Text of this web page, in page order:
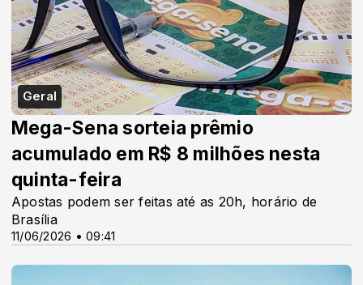
Geral
11/06/2026 • 09:41
Mega-Sena sorteia prêmio
acumulado em R$ 8 milhões nesta
quinta-feira
Apostas podem ser feitas até as 20h, horário de
Brasília